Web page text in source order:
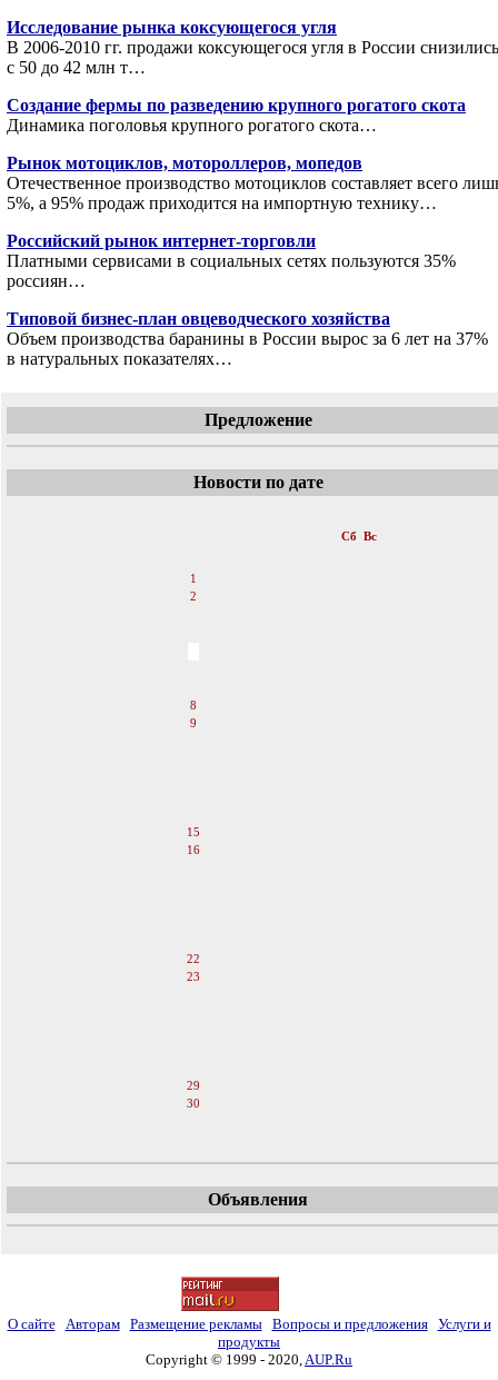
Исследование рынка коксующегося угля
В 2006-2010 гг. продажи коксующегося угля в России снизились
с 50 до 42 млн т…
Создание фермы по разведению крупного рогатого скота
Динамика поголовья крупного рогатого скота…
Рынок мотоциклов, мотороллеров, мопедов
Отечественное производство мотоциклов составляет всего
5%, а 95% продаж приходится на импортную технику…
Российский рынок интернет-торговли
Платными сервисами в социальных сетях пользуются 35%
россиян…
Типовой бизнес-план овцеводческого хозяйства
Объем производства баранины в России вырос за 6 лет на 37%
в натуральных показателях…
Предложение
Новости по дате
Сб Вс
1
2
8
9
15
16
22
23
29
30
Объявления
О сайте Авторам Размещение рекламы Вопросы и предложения
Услуги и
продукты
Copyright © 1999 - 2020,AUP.Ru